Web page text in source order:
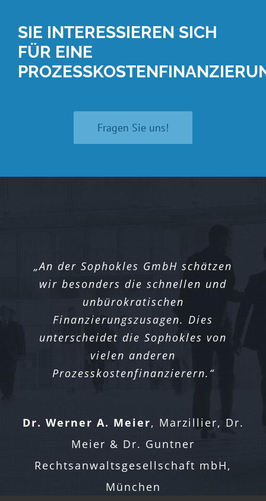
SIE INTERESSIEREN SICH
FÜR EINE
Fragen Sie uns!
„An der Sophokles GmbH schätzen
wir besonders die schnellen und
unbürokratischen
Finanzierungszusagen. Dies
unterscheidet die Sophokles von
vielen anderen
Prozesskostenfinanzierern.“
Dr. Werner A. Meier, Marzillier, Dr.
Meier & Dr. Guntner
Rechtsanwaltsgesellschaft mbH,
München